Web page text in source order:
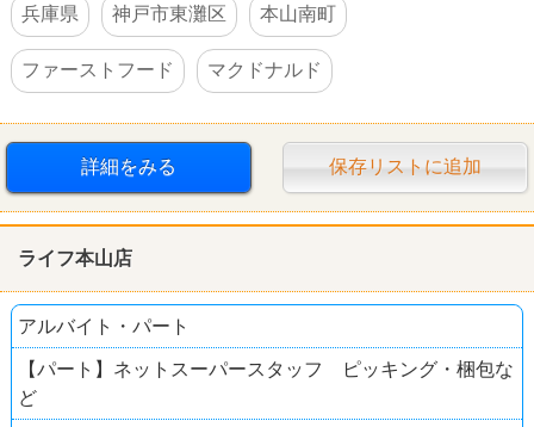
兵庫県
神戸市東灘区 本山南町
ファーストフード マクドナルド
詳細をみる 保存リストに追加
ライフ本山店
アルバイト・パート
【パート】ネットスーパースタッフ ピッキング・梱包な
ど